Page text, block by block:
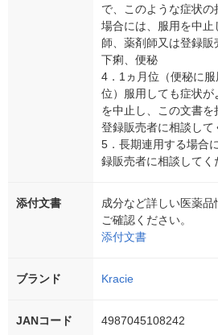
で、このような症状
場合には、服用を中
師、薬剤師又は登録
下痢、便秘
4．1ヵ月位（便秘に
位）服用しても症状が
を中止し、この文書
登録販売者に相談して
5．長期連用する場合
録販売者に相談してく
添付文書
成分など詳しい医薬
ご確認ください。
添付文書
ブランド Kracie
JANコード 4987045108242